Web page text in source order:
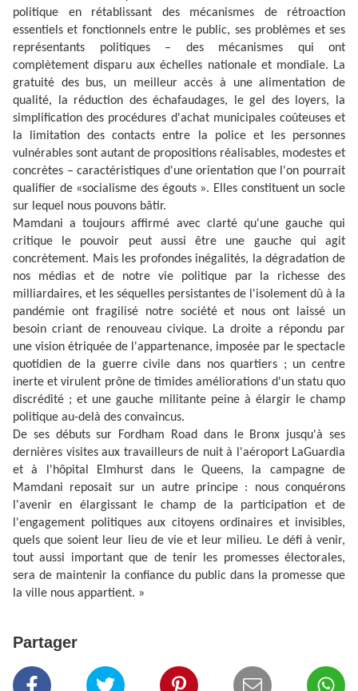
politique en rétablissant des mécanismes de rétroaction
essentiels et fonctionnels entre le public, ses problèmes et ses
représentants politiques – des mécanismes qui ont
complètement disparu aux échelles nationale et mondiale. La
gratuité des bus, un meilleur accès à une alimentation de
qualité, la réduction des échafaudages, le gel des loyers, la
simplification des procédures d'achat municipales coûteuses et
la limitation des contacts entre la police et les personnes
vulnérables sont autant de propositions réalisables, modestes et
concrètes – caractéristiques d'une orientation que l'on pourrait
qualifier de «socialisme des égouts ». Elles constituent un socle
sur lequel nous pouvons bâtir.
Mamdani a toujours affirmé avec clarté qu'une gauche qui
critique le pouvoir peut aussi être une gauche qui agit
concrètement. Mais les profondes inégalités, la dégradation de
nos médias et de notre vie politique par la richesse des
milliardaires, et les séquelles persistantes de l'isolement dû à la
pandémie ont fragilisé notre société et nous ont laissé un
besoin criant de renouveau civique. La droite a répondu par
une vision étriquée de l'appartenance, imposée par le spectacle
quotidien de la guerre civile dans nos quartiers ; un centre
inerte et virulent prône de timides améliorations d'un statu quo
discrédité ; et une gauche militante peine à élargir le champ
politique au-delà des convaincus.
De ses débuts sur Fordham Road dans le Bronx jusqu'à ses
dernières visites aux travailleurs de nuit à l'aéroport LaGuardia
et à l'hôpital Elmhurst dans le Queens, la campagne de
Mamdani reposait sur un autre principe : nous conquérons
l'avenir en élargissant le champ de la participation et de
l'engagement politiques aux citoyens ordinaires et invisibles,
quels que soient leur lieu de vie et leur milieu. Le défi à venir,
tout aussi important que de tenir les promesses électorales,
sera de maintenir la confiance du public dans la promesse que
la ville nous appartient. »
Partager